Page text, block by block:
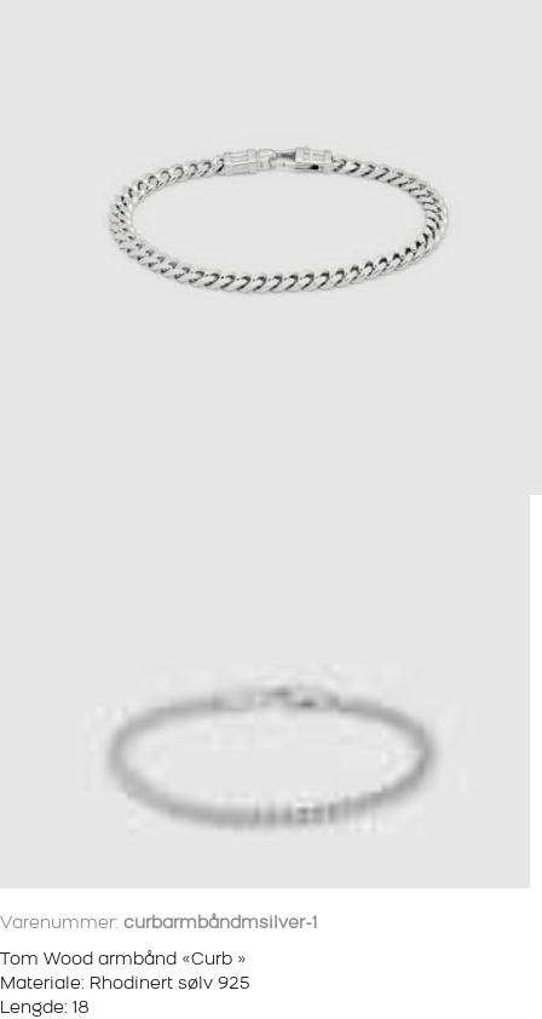
Varenummer: curbarmbåndmsilver-1
Tom Wood armbånd «Curb »
Materiale: Rhodinert sølv 925
Lengde: 18